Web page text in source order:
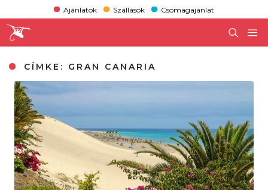
Ajánlatok Szállások Csomagajánlat
CÍMKE: GRAN CANARIA